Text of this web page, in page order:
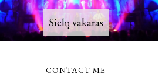
Sielų vakaras
CONTACT ME